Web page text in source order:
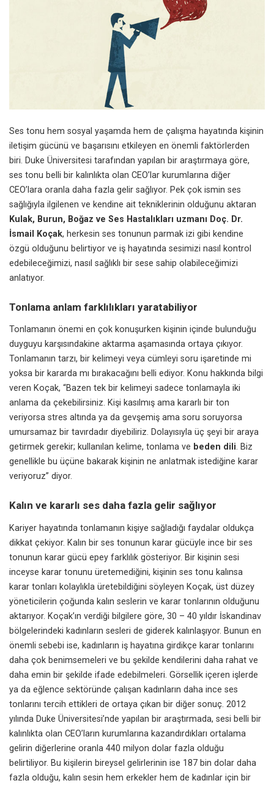
Ses tonu hem sosyal yaşamda hem de çalışma hayatında kişinin
iletişim gücünü ve başarısını etkileyen en önemli faktörlerden
biri. Duke Üniversitesi tarafından yapılan bir araştırmaya göre,
ses tonu belli bir kalınlıkta olan CEO’lar kurumlarına diğer
CEO’lara oranla daha fazla gelir sağlıyor. Pek çok ismin ses
sağlığıyla ilgilenen ve kendine ait tekniklerinin olduğunu aktaran
Kulak, Burun, Boğaz ve Ses Hastalıkları uzmanı Doç. Dr.
İsmail Koçak, herkesin ses tonunun parmak izi gibi kendine
özgü olduğunu belirtiyor ve iş hayatında sesimizi nasıl kontrol
edebileceğimizi, nasıl sağlıklı bir sese sahip olabileceğimizi
anlatıyor.
Tonlama anlam farklılıkları yaratabiliyor
Tonlamanın önemi en çok konuşurken kişinin içinde bulunduğu
duyguyu karşısındakine aktarma aşamasında ortaya çıkıyor.
Tonlamanın tarzı, bir kelimeyi veya cümleyi soru işaretinde mi
yoksa bir kararda mı bırakacağını belli ediyor. Konu hakkında bilgi
veren Koçak, “Bazen tek bir kelimeyi sadece tonlamayla iki
anlama da çekebilirsiniz. Kişi kasılmış ama kararlı bir ton
veriyorsa stres altında ya da gevşemiş ama soru soruyorsa
umursamaz bir tavırdadır diyebiliriz. Dolayısıyla üç şeyi bir araya
getirmek gerekir; kullanılan kelime, tonlama ve beden dili. Biz
genellikle bu üçüne bakarak kişinin ne anlatmak istediğine karar
veriyoruz” diyor.
Kalın ve kararlı ses daha fazla gelir sağlıyor
Kariyer hayatında tonlamanın kişiye sağladığı faydalar oldukça
dikkat çekiyor. Kalın bir ses tonunun karar gücüyle ince bir ses
tonunun karar gücü epey farklılık gösteriyor. Bir kişinin sesi
inceyse karar tonunu üretemediğini, kişinin ses tonu kalınsa
karar tonları kolaylıkla üretebildiğini söyleyen Koçak, üst düzey
yönetici lerin çoğunda kalın seslerin ve karar tonlarının olduğunu
aktarıyor. Koçak’ın verdiği bilgilere göre, 30 – 40 yıldır İskandinav
bölgelerindeki kadınların sesleri de giderek kalınlaşıyor. Bunun en
önemli sebebi ise, kadınların iş hayatına girdikçe karar tonlarını
daha çok benimsemeleri ve bu şekilde kendilerini daha rahat ve
daha emin bir şekilde ifade edebilmeleri. Görsellik içeren işlerde
ya da eğlence sektöründe çalışan kadınların daha ince ses
tonlarını tercih ettikleri de ortaya çıkan bir diğer sonuç. 2012
yılında Duke Üniversitesi’nde yapılan bir araştırmada, sesi belli bir
kalınlıkta olan CEO’ların kurumlarına kazandırdıkları ortalama
gelirin diğerlerine oranla 440 milyon dolar fazla olduğu
belirtiliyor. Bu kişilerin bireysel gelirlerinin ise 187 bin dolar daha
fazla olduğu, kalın sesin hem erkekler hem de kadınlar için bir